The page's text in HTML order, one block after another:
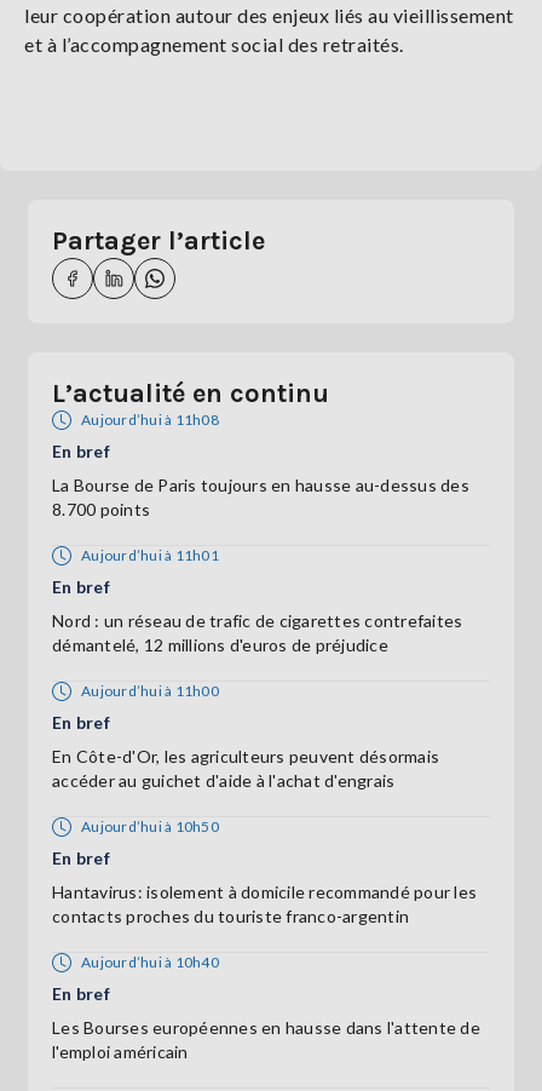
leur coopération autour des enjeux liés au vieillissement
et à l’accompagnement social des retraités.
Partager l’article
L’actualité en continu
Aujourd’hui à 11h08
En bref
La Bourse de Paris toujours en hausse au-dessus des
8.700 points
Aujourd’hui à 11h01
En bref
Nord : un réseau de trafic de cigarettes contrefaites
démantelé, 12 millions d'euros de préjudice
Aujourd’hui à 11h00
En bref
En Côte-d'Or, les agriculteurs peuvent désormais
accéder au guichet d'aide à l'achat d'engrais
Aujourd’hui à 10h50
En bref
Hantavirus: isolement à domicile recommandé pour les
contacts proches du touriste franco-argentin
Aujourd’hui à 10h40
En bref
Les Bourses européennes en hausse dans l'attente de
l'emploi américain